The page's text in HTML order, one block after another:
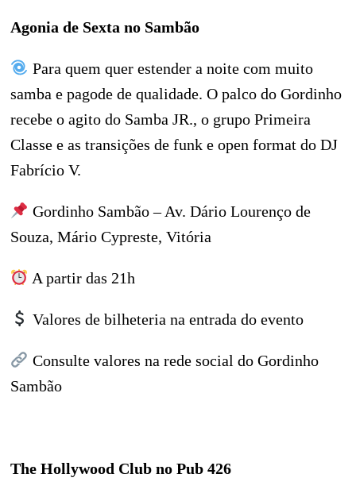
Agonia de Sexta no Sambão
Para quem quer estender a noite com muito
samba e pagode de qualidade. O palco do Gordinho
recebe o agito do Samba JR., o grupo Primeira
Classe e as transições de funk e open format do DJ
Fabrício V.
Gordinho Sambão – Av. Dário Lourenço de
Souza, Mário Cypreste, Vitória
A partir das 21h
Valores de bilheteria na entrada do evento
Consulte valores na rede social do Gordinho
Sambão
The Hollywood Club no Pub 426